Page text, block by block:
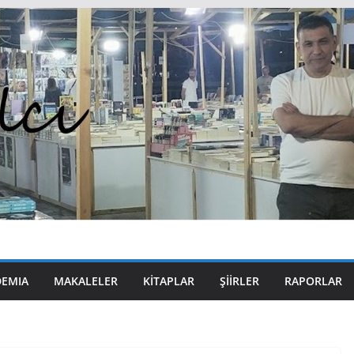
MAKALELER KITAPLAR ŞIIRLER RAPORLAR